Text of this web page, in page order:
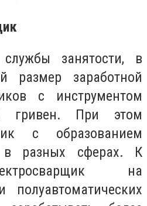
занятости, в
размер заработной
с инструментом
гривен. При этом
с образованием
в разных сферах. К
на
полуавтоматических